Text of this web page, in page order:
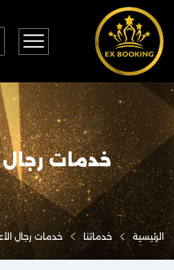
خدمات رجال
الرئيسية خدماتنا خدمات رجال